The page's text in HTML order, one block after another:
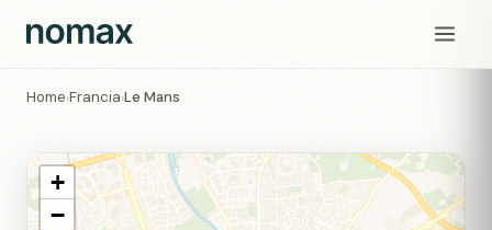
Home›Francia›Le Mans
+
−